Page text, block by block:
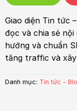
Giao diện Tin tức
đọc và chia sẻ
hướng và chuẩn
tăng traffic và
Danh mục: Tin tức -